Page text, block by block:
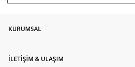
KURUMSAL
İLETİŞİM & ULAŞIM